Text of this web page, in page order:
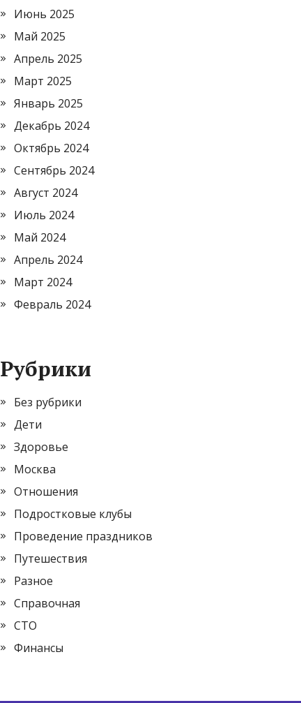
Июнь 2025
Май 2025
Апрель 2025
Март 2025
Январь 2025
Декабрь 2024
Октябрь 2024
Сентябрь 2024
Август 2024
Июль 2024
Май 2024
Апрель 2024
Март 2024
Февраль 2024
Рубрики
Без рубрики
Дети
Здоровье
Москва
Отношения
Подростковые клубы
Проведение праздников
Путешествия
Разное
Справочная
СТО
Финансы